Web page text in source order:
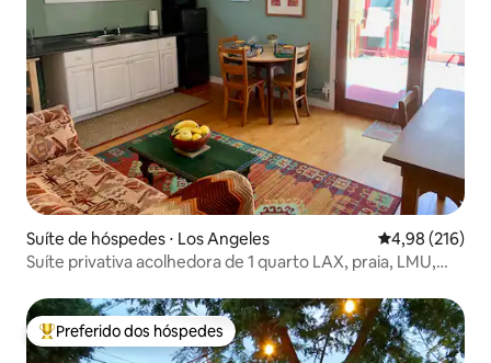
Suíte de hóspedes ⋅ Los Angeles 4,98 de uma
4,98 (216)
Suíte privativa acolhedora de 1 quarto LAX, praia, LMU,
Entre os melhores preferidos dos hóspedes
Preferido dos hóspedes